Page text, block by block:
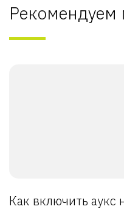
Рекомендуем
Как включить аукс